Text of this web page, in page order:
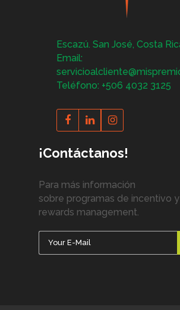
Escazú. San José, Costa
Email:
Teléfono: +506 4032 3125
¡Contáctanos!
Para más información
sobre programas de incentivo y
rewards management.